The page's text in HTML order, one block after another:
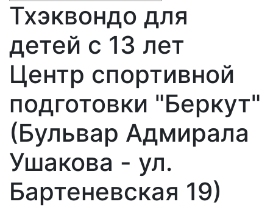
Тхэквондо для
детей с 13 лет
Центр спортивной
подготовки "Беркут"
(Бульвар Адмирала
Ушакова - ул.
Бартеневская 19)